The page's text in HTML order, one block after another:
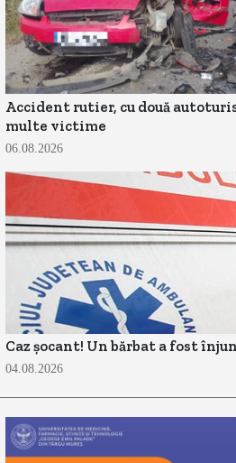
Accident rutier, cu două
multe victime
06.08.2026
Caz șocant! Un bărbat a fost
04.08.2026